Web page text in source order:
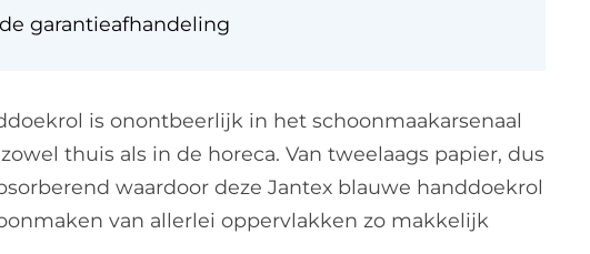
garantieafhandeling
is onontbeerlijk in het schoonmaakarsenaal
thuis als in de horeca. Van tweelaags papier, dus
waardoor deze Jantex blauwe handdoekrol
van allerlei oppervlakken zo makkelijk